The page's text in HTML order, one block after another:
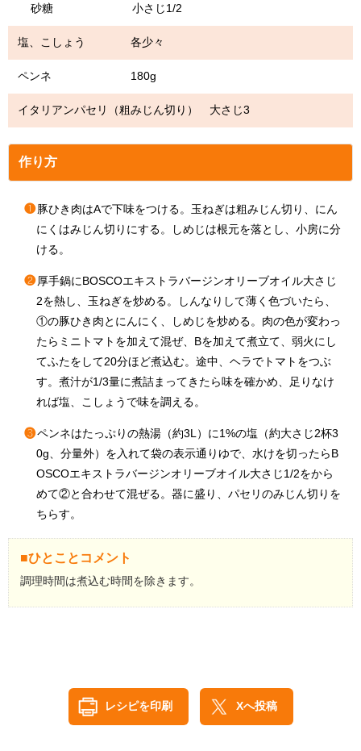
砂糖 小さじ1/2
塩、こしょう 各少々
ペンネ 180g
イタリアンパセリ（粗みじん切り） 大さじ3
作り方
❶ 豚ひき肉はAで下味をつける。玉ねぎは粗みじん切り、にん
にくはみじん切りにする。しめじは根元を落とし、小房に分
ける。
❷ 厚手鍋にBOSCOエキストラバージンオリーブオイル大さじ
2を熱し、玉ねぎを炒める。しんなりして薄く色づいたら、
①の豚ひき肉とにんにく、しめじを炒める。肉の色が変わっ
たらミニトマトを加えて混ぜ、Bを加えて煮立て、弱火にし
てふたをして20分ほど煮込む。途中、ヘラでトマトをつぶ
す。煮汁が1/3量に煮詰まってきたら味を確かめ、足りなけ
れば塩、こしょうで味を調える。
❸ペンネはたっぷりの熱湯（約3L）に1%の塩（約大さじ2杯3
0g、分量外）を入れて袋の表示通りゆで、水けを切ったらB
OSCOエキストラバージンオリーブオイル大さじ1/2をから
めて②と合わせて混ぜる。器に盛り、パセリのみじん切りを
ちらす。
■ひとことコメント
調理時間は煮込む時間を除きます。
レシピを印刷 Xへ投稿